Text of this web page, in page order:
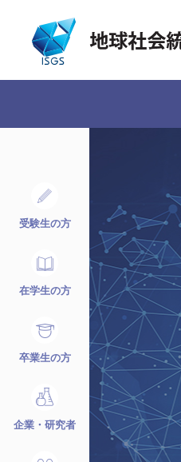
受験生の方
在学生の方
卒業生の方
企業・研究者